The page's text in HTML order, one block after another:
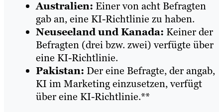
Australien: Einer von acht Befragten
gab an, eine KI-Richtlinie zu haben.
Neuseeland und Kanada: Keiner der
Befragten (drei bzw. zwei) verfügte über
eine KI-Richtlinie.
Pakistan: Der eine Befragte, der angab,
KI im Marketing einzusetzen, verfügt
über eine KI-Richtlinie.**